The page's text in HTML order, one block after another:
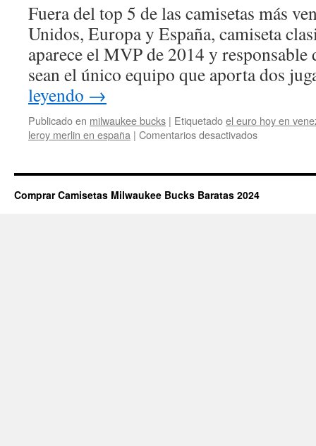
Fuera del top 5 de las camisetas más
Unidos, Europa y España, camiseta
aparece el MVP de 2014 y
sean el único equipo que aporta dos
leyendo →
Publicado en milwaukee bucks | Etiquetadoel euro hoy en
leroy merlin en españa | Comentarios desactivadosen
de
milwaukee
Comprar Camisetas Milwaukee Bucks Baratas 2024